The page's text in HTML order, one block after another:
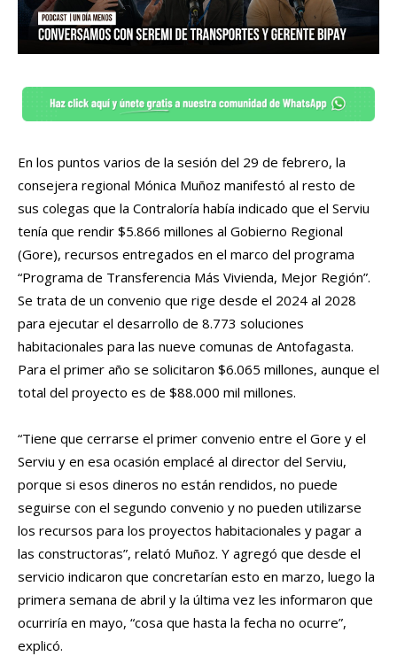
En los puntos varios de la sesión del 29 de febrero, la
consejera regional Mónica Muñoz manifestó al resto de
sus colegas que la Contraloría había indicado que el Serviu
tenía que rendir $5.866 millones al Gobierno Regional
(Gore), recursos entregados en el marco del programa
“Programa de Transferencia Más Vivienda, Mejor Región”.
Se trata de un convenio que rige desde el 2024 al 2028
para ejecutar el desarrollo de 8.773 soluciones
habitacionales para las nueve comunas de Antofagasta.
Para el primer año se solicitaron $6.065 millones, aunque el
total del proyecto es de $88.000 mil millones.
“Tiene que cerrarse el primer convenio entre el Gore y el
Serviu y en esa ocasión emplacé al director del Serviu,
porque si esos dineros no están rendidos, no puede
seguirse con el segundo convenio y no pueden utilizarse
los recursos para los proyectos habitacionales y pagar a
las constructoras”, relató Muñoz. Y agregó que desde el
servicio indicaron que concretarían esto en marzo, luego la
primera semana de abril y la última vez les informaron que
ocurriría en mayo, “cosa que hasta la fecha no ocurre”,
explicó.